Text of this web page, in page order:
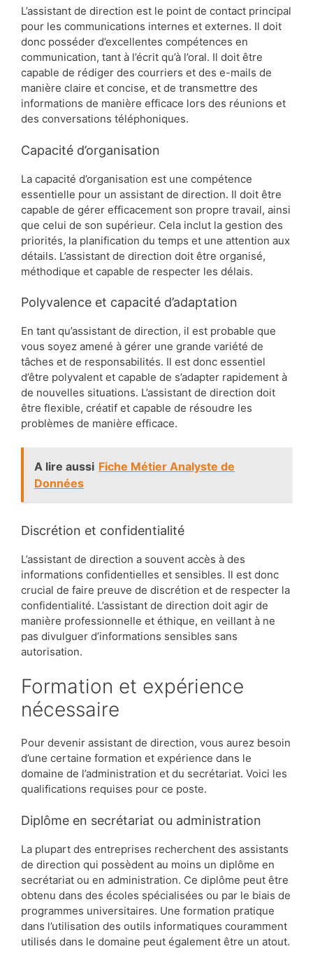
L’assistant de direction est le point de contact principal
pour les communications internes et externes. Il doit
donc posséder d’excellentes compétences en
communication, tant à l’écrit qu’à l’oral. Il doit être
capable de rédiger des courriers et des e-mails de
manière claire et concise, et de transmettre des
informations de manière efficace lors des réunions et
des conversations téléphoniques.
Capacité d’organisation
La capacité d’organisation est une compétence
essentielle pour un assistant de direction. Il doit être
capable de gérer efficacement son propre travail, ainsi
que celui de son supérieur. Cela inclut la gestion des
priorités, la planification du temps et une attention aux
détails. L’assistant de direction doit être organisé,
méthodique et capable de respecter les délais.
Polyvalence et capacité d’adaptation
En tant qu’assistant de direction, il est probable que
vous soyez amené à gérer une grande variété de
tâches et de responsabilités. Il est donc essentiel
d’être polyvalent et capable de s’adapter rapidement à
de nouvelles situations. L’assistant de direction doit
être flexible, créatif et capable de résoudre les
problèmes de manière efficace.
A lire aussi Fiche Métier Analyste de
Données
Discrétion et confidentialité
L’assistant de direction a souvent accès à des
informations confidentielles et sensibles. Il est donc
crucial de faire preuve de discrétion et de respecter la
confidentialité. L’assistant de direction doit agir de
manière professionnelle et éthique, en veillant à ne
pas divulguer d’informations sensibles sans
autorisation.
Formation et expérience
nécessaire
Pour devenir assistant de direction, vous aurez besoin
d’une certaine formation et expérience dans le
domaine de l’administration et du secrétariat. Voici les
qualifications requises pour ce poste.
Diplôme en secrétariat ou administration
La plupart des entreprises recherchent des assistants
de direction qui possèdent au moins un diplôme en
secrétariat ou en administration. Ce diplôme peut être
obtenu dans des écoles spécialisées ou par le biais de
programmes universitaires. Une formation pratique
dans l’utilisation des outils informatiques couramment
utilisés dans le domaine peut également être un atout.